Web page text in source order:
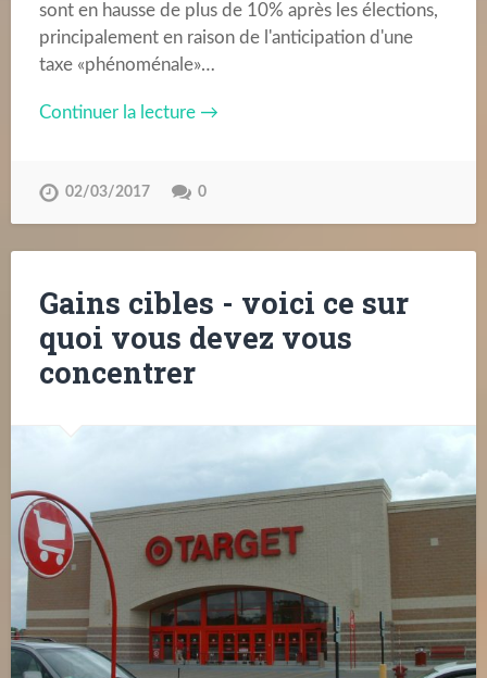
sont en hausse de plus de 10% après les élections,
principalement en raison de l'anticipation d'une
taxe «phénoménale»…
Continuer la lecture →
02/03/2017 0
Gains cibles - voici ce sur
quoi vous devez vous
concentrer